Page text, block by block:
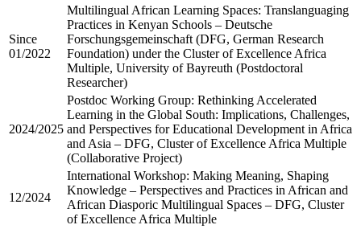
knowledge, and negotiate identity in formal learning environments.
Focusing on Kenya as a paradigmatic multilingual context, the study
examines the country’s complex linguistic ecology, the evolution of
its language-in-education policies, and the persistent gap between
official prescriptions and classroom practices. The research
demonstrates that Kenyan schools operate as de facto
translanguaging spaces, where English, Swahili, and local languages
are routinely interwoven despite monoglossic policy frameworks.
More information about the project can be accessedhere.
analysis of Kenyan English and Swahili, with plans to extend to
other languages among the more than 60 indigenous languages
spoken in Kenya. The research explores how Kenyan English
intonation and other prosodic features are shaped by the multilingual
repertoires of speakers, shedding light on the interplay between
language contact, phonetic variation, and sociolinguistic identity.
Some insights can be foundhere.
Since
01/2022
Multilingual African Learning Spaces: Translanguaging
Practices in Kenyan Schools – Deutsche
Forschungsgemeinschaft (DFG, German Research
Foundation) under the Cluster of Excellence Africa
Multiple, University of Bayreuth (Postdoctoral
Researcher)
2024/2025
Postdoc Working Group: Rethinking Accelerated
Learning in the Global South: Implications, Challenges,
and Perspectives for Educational Development in Africa
and Asia – DFG, Cluster of Excellence Africa Multiple
(Collaborative Project)
12/2024
International Workshop: Making Meaning, Shaping
Knowledge – Perspectives and Practices in African and
African Diasporic Multilingual Spaces – DFG, Cluster
of Excellence Africa Multiple